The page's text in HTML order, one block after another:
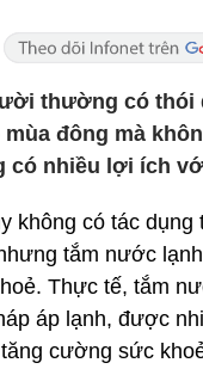
thường có thói
đông mà
có nhiều lợi ích
không có tác
tắm nước
Thực tế, tắm
áp lạnh, được
cường sức